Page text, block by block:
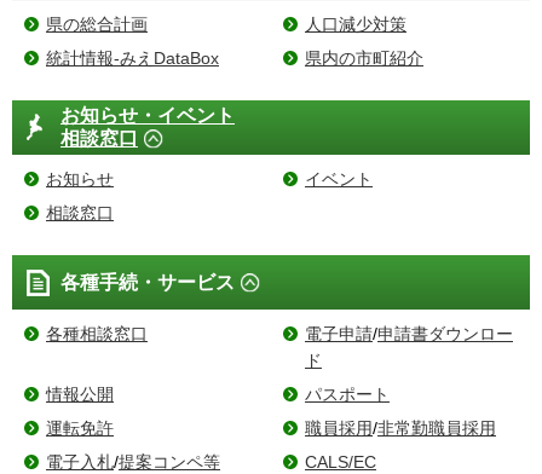
県の総合計画
人口減少対策
統計情報-みえDataBox
県内の市町紹介
お知らせ・イベント
相談窓口
お知らせ
イベント
相談窓口
各種手続・サービス
各種相談窓口 電子申請/申請書ダウンロー
ド
情報公開
パスポート
運転免許
職員採用/非常勤職員採用
電子入札/提案コンペ等 CALS/EC